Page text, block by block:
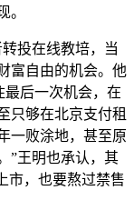
。
投在线教培，当
富自由的机会。他
最后一次机会，在
只够在北京支付租
一败涂地，甚至原
”王明也承认，其
市，也要熬过禁售